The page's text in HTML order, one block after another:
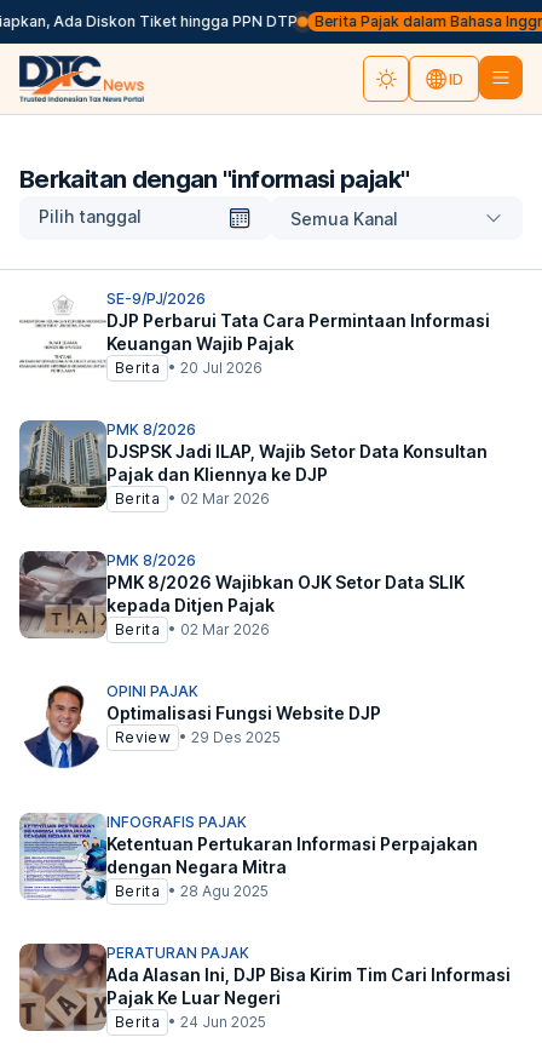
Ada Diskon Tiket hingga PPN DTP Berita Pajak dalam Bahasa
ID
Berkaitan dengan "informasi pajak"
Pilih tanggal Semua Kanal
SE-9/PJ/2026
DJP Perbarui Tata Cara Permintaan Informasi
Keuangan Wajib Pajak
Berita • 20 Jul 2026
PMK 8/2026
DJSPSK Jadi ILAP, Wajib Setor Data Konsultan
Pajak dan Kliennya ke DJP
Berita • 02 Mar 2026
PMK 8/2026
PMK 8/2026 Wajibkan OJK Setor Data SLIK
kepada Ditjen Pajak
Berita • 02 Mar 2026
OPINI PAJAK
Optimalisasi Fungsi Website DJP
Review • 29 Des 2025
INFOGRAFIS PAJAK
Ketentuan Pertukaran Informasi Perpajakan
dengan Negara Mitra
Berita • 28 Agu 2025
PERATURAN PAJAK
Ada Alasan Ini, DJP Bisa Kirim Tim Cari Informasi
Pajak Ke Luar Negeri
Berita • 24 Jun 2025